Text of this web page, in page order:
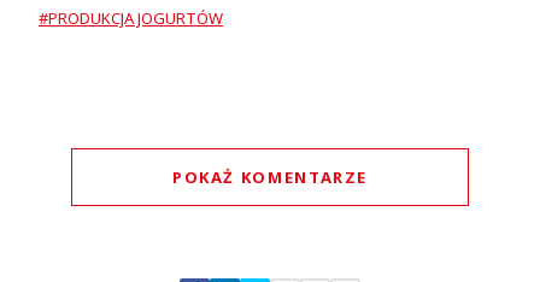
#PRODUKCJA JOGURTÓW
POKAŻ KOMENTARZE